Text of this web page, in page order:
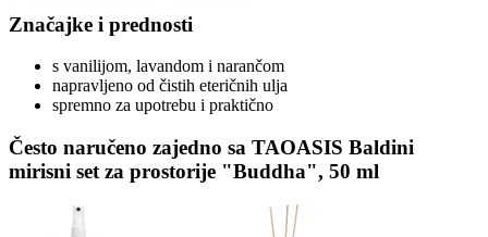
Značajke i prednosti
s vanilijom, lavandom i narančom
napravljeno od čistih eteričnih ulja
spremno za upotrebu i praktično
Često naručeno zajedno sa TAOASIS Baldini
mirisni set za prostorije "Buddha", 50 ml